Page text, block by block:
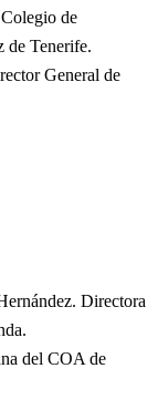
de
de Tenerife.
General de
Directora
del COA de